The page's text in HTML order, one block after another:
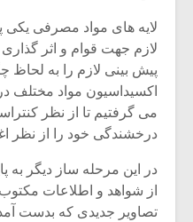
لایه های مواد مصرفی یکی
لازم جهت قوام و اثر
پیش بینی لازم را به لحاظ
اکسیداسیون مواد مختلف
می گرفتیم تا از نظر
درخشندگی خود را از نظر
در این مرحله ساز دیگر به
از شواهد و اطلاعات
تصاویر جدیدی که بدست